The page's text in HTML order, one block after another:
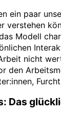
ein paar
verstehen
Modell
nicht
den
Das